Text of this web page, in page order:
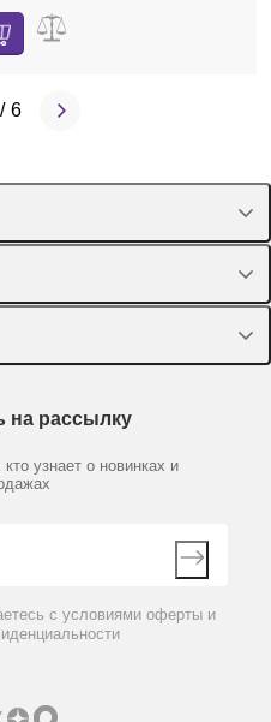
/ 6
наборы
на рассылку
узнает о новинках и
с условиями оферты и